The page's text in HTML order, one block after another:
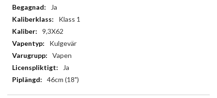
Ja
Klass 1
9,3X62
Kulgevär
Vapen
Ja
46cm (18")